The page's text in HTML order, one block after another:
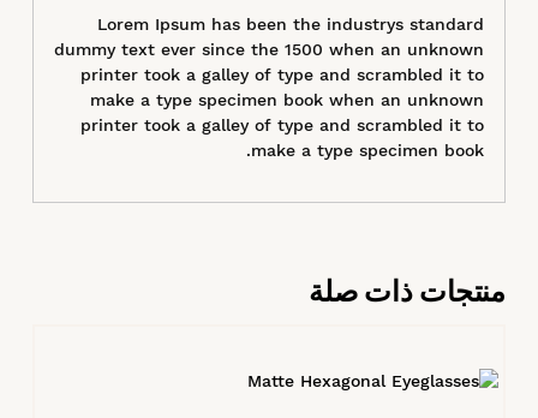
Lorem Ipsum has been the industrys standard
dummy text ever since the 1500 when an unknown
printer took a galley of type and scrambled it to
make a type specimen book when an unknown
printer took a galley of type and scrambled it to
make a type specimen book.
منتجات ذات صلة